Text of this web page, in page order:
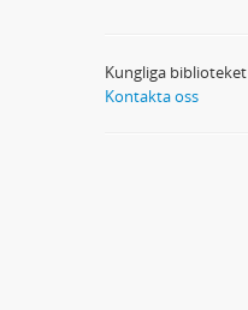
Kungliga biblioteket
Kontakta oss